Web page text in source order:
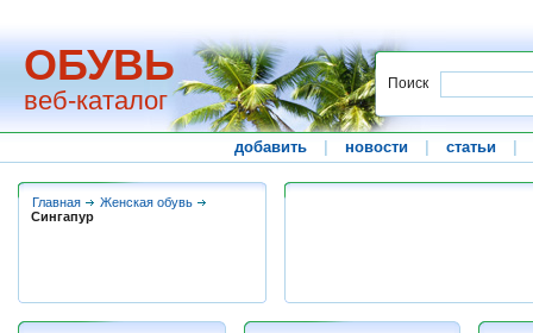
ОБУВЬ
веб-каталог
Поиск
добавить новости статьи
Главная
Женская обувь
Сингапур